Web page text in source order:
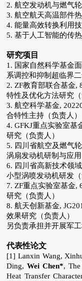
2.航空发动机与燃气
3. 航空航天高温部件
4. 能量高效转换利用
5. 基于人工智能的传
研究项目
1. 国家自然科学基金
系调控和抑制超临界
2. ZF教育部联合基金,
特性及优化方法研究
3. 航空科学基金,
合特性主持 （负责人）
4. GFKJ重点实验室基
研究 （负责人）
5. 四川省航空及燃气
涡扇发动机研制与应用
6. 四川省高新技术领
小型涡喷发动机研发
7. ZF重点实验室基金,
研究 （负责人）
8. 航天创新基金,
效果研究 （负责人）
另负责承担并开展军
代表性论文
[1] Lanxin Wang,
Ding,Wei Chen*,
Heat Transfer